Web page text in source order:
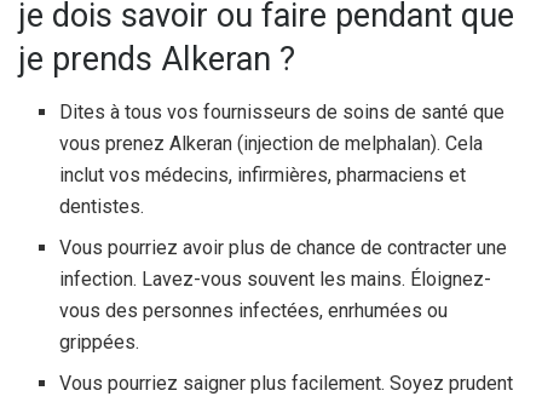
je dois savoir ou faire pendant que
je prends Alkeran ?
Dites à tous vos fournisseurs de soins de santé que
vous prenez Alkeran (injection de melphalan). Cela
inclut vos médecins, infirmières, pharmaciens et
dentistes.
Vous pourriez avoir plus de chance de contracter une
infection. Lavez-vous souvent les mains. Éloignez-
vous des personnes infectées, enrhumées ou
grippées.
Vous pourriez saigner plus facilement. Soyez prudent